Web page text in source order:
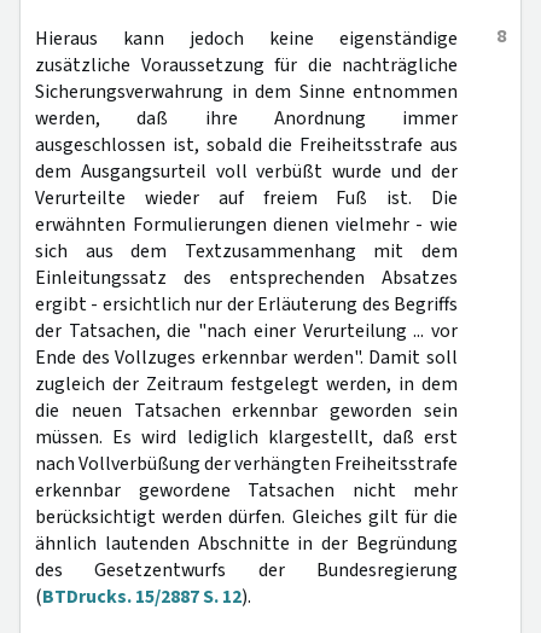
8
Hieraus kann jedoch keine eigenständige
zusätzliche Voraussetzung für die nachträgliche
Sicherungsverwahrung in dem Sinne entnommen
werden, daß ihre Anordnung immer
ausgeschlossen ist, sobald die Freiheitsstrafe aus
dem Ausgangsurteil voll verbüßt wurde und der
Verurteilte wieder auf freiem Fuß ist. Die
erwähnten Formulierungen dienen vielmehr - wie
sich aus dem Textzusammenhang mit dem
Einleitungssatz des entsprechenden Absatzes
ergibt - ersichtlich nur der Erläuterung des Begriffs
der Tatsachen, die "nach einer Verurteilung ... vor
Ende des Vollzuges erkennbar werden". Damit soll
zugleich der Zeitraum festgelegt werden, in dem
die neuen Tatsachen erkennbar geworden sein
müssen. Es wird lediglich klargestellt, daß erst
nach Vollverbüßung der verhängten Freiheitsstrafe
erkennbar gewordene Tatsachen nicht mehr
berücksichtigt werden dürfen. Gleiches gilt für die
ähnlich lautenden Abschnitte in der Begründung
des Gesetzentwurfs der Bundesregierung
(BTDrucks. 15/2887 S. 12).